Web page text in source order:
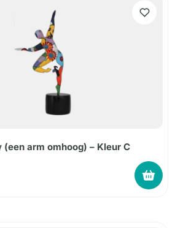
(een arm omhoog) – Kleur C